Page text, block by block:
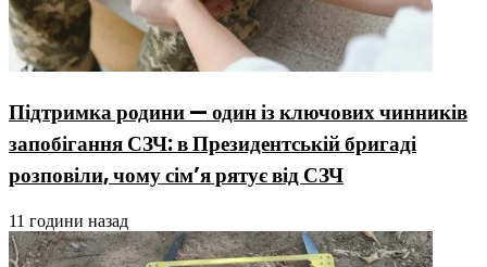
Підтримка родини — один із ключових чинників
запобігання СЗЧ: в Президентській бригаді
розповіли, чому сім’я рятує від СЗЧ
11 години назад